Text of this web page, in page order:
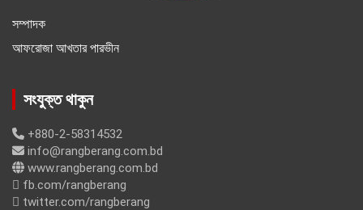
সম্পাদক
আফরোজা আখতার পারভীন
সংযুক্ত থাকুন
+880-2-58314532
info@rangberang.com.bd
www.rangberang.com.bd
fb.com/rangberang
twitter.com/rangberang